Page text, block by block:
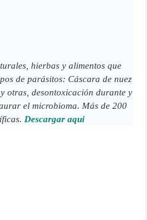
hierbas y alimentos que
de parásitos: Cáscara de nuez
otras, desontoxicación durante y
el microbioma. Más de 200
Descargar aqui